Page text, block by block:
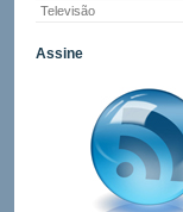
Televisão
Assine